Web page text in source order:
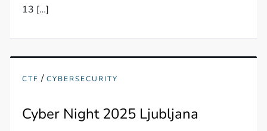
13 […]
CTF /CYBERSECURITY
Cyber Night 2025 Ljubljana